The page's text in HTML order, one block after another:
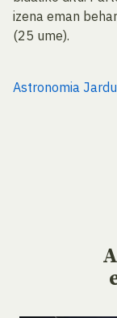
izena eman
(25 ume).
Astronomia